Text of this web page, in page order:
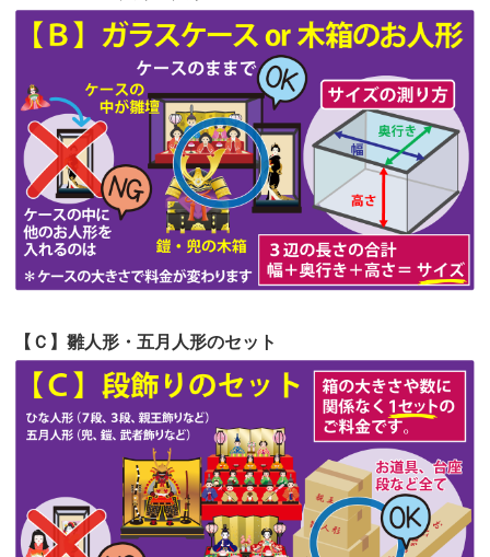
第56回人形供養祭 令和4年10月19日(水)
第55回人形供養祭令和4年9月8日(木)
第54回人形供養祭令和4年8月1日(月)
第53回人形供養祭令和4年7月1日(金)
第52回人形供養祭令和4年5月17日(火)
第51回人形供養祭令和4年4月18日(月)
第50回人形供養祭令和4年3月15日(火)
第49回人形供養祭令和4年1月17日(月)
第48回人形供養祭令和3年12月3日(金)
第47回人形供養祭 令和3年10月11日(月)
第46回人形供養祭 令和3年9月13日(月)
第45回人形供養祭令和3年7月12日(月)
【Ｃ】雛人形・五月人形のセット